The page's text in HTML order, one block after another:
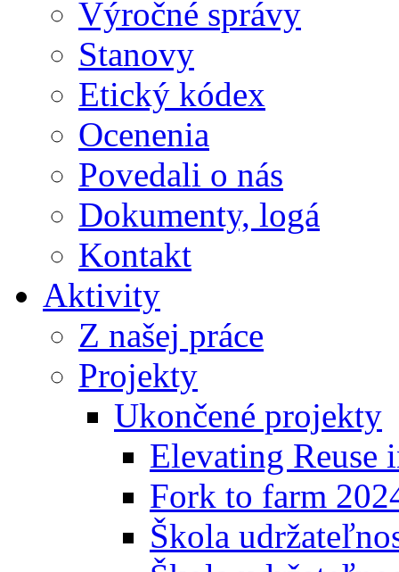
Výročné správy
Stanovy
Etický kódex
Ocenenia
Povedali o nás
Dokumenty, logá
Kontakt
Aktivity
Z našej práce
Projekty
Ukončené projekty
Elevating Reuse
Fork to farm
Škola